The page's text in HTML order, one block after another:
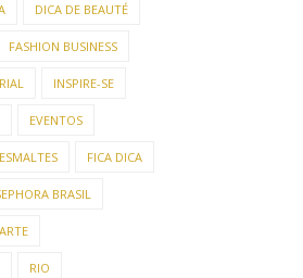
DICA DE BEAUTÉ
FASHION BUSINESS
INSPIRE-SE
EVENTOS
ESMALTES FICA DICA
BRASIL
ARTE
RIO